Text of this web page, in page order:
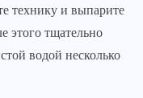
технику и выпарите
этого тщательно
водой несколько